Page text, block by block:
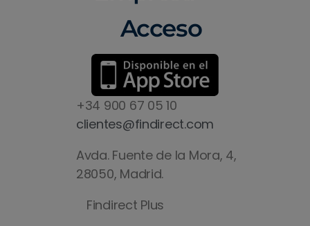
Acceso
+34 900 67 05 10
clientes@findirect.com
Avda. Fuente de la Mora, 4,
28050, Madrid.
Findirect Plus